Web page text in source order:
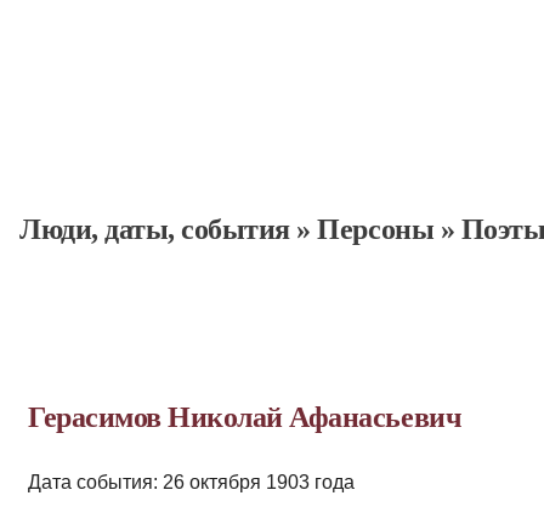
Люди, даты, cобытия»Персоны »
Герасимов Николай Афанасьевич
Дата события: 26 октября 1903 года